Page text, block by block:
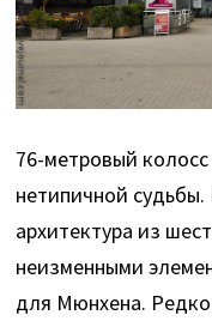
76-метровый
нетипичной
архитектура из
неизменными
для Мюнхена.